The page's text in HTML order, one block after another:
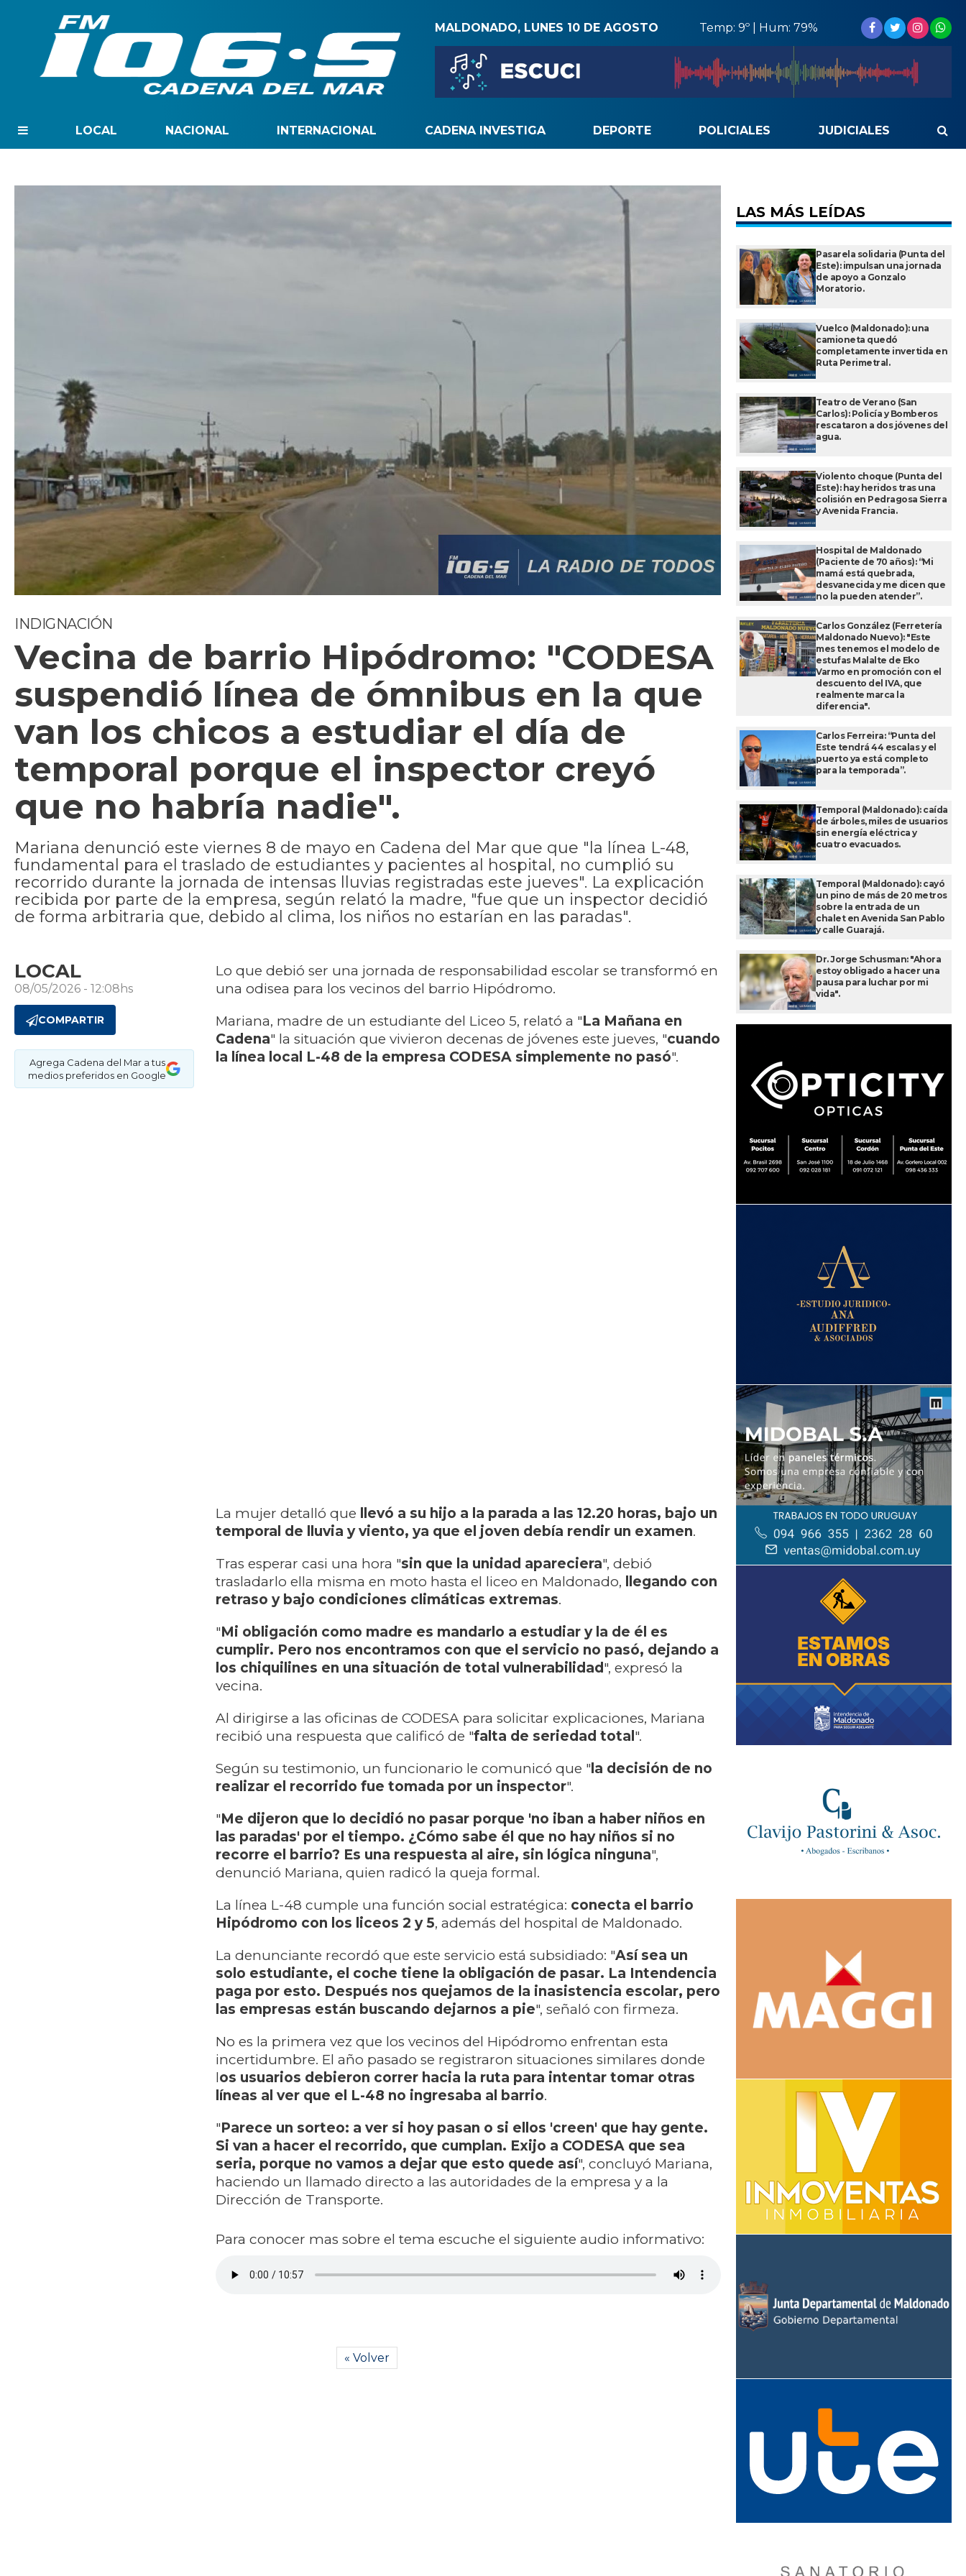
MALDONADO, LUNES 10 DE AGOSTO Temp: 9º | Hum: 79%
LOCAL NACIONAL INTERNACIONAL CADENA INVESTIGA DEPORTE POLICIALES JUDICIALES
INDIGNACIÓN
Vecina de barrio Hipódromo: "CODESA
suspendió línea de ómnibus en la que
van los chicos a estudiar el día de
temporal porque el inspector creyó
que no habría nadie".
Mariana denunció este viernes 8 de mayo en Cadena del Mar que que "la línea L-48,
fundamental para el traslado de estudiantes y pacientes al hospital, no cumplió su
recorrido durante la jornada de intensas lluvias registradas este jueves". La explicación
recibida por parte de la empresa, según relató la madre, "fue que un inspector decidió
de forma arbitraria que, debido al clima, los niños no estarían en las paradas".
LOCAL
08/05/2026 - 12:08hs
COMPARTIR
Agrega Cadena del Mar a tus
medios preferidos en Google
Lo que debió ser una jornada de responsabilidad escolar se transformó en
una odisea para los vecinos del barrio Hipódromo.
Mariana, madre de un estudiante del Liceo 5, relató a "La Mañana en
Cadena" la situación que vivieron decenas de jóvenes este jueves, "cuando
la línea local L-48 de la empresa CODESA simplemente no pasó".
La mujer detalló que llevó a su hijo a la parada a las 12.20 horas, bajo un
temporal de lluvia y viento, ya que el joven debía rendir un examen.
Tras esperar casi una hora "sin que la unidad apareciera", debió
trasladarlo ella misma en moto hasta el liceo en Maldonado, llegando con
retraso y bajo condiciones climáticas extremas.
"Mi obligación como madre es mandarlo a estudiar y la de él es
cumplir. Pero nos encontramos con que el servicio no pasó, dejando a
los chiquilines en una situación de total vulnerabilidad ", expresó la
vecina.
Al dirigirse a las oficinas de CODESA para solicitar explicaciones, Mariana
recibió una respuesta que calificó de "falta de seriedad total ".
Según su testimonio, un funcionario le comunicó que " la decisión de no
realizar el recorrido fue tomada por un inspector".
"Me dijeron que lo decidió no pasar porque 'no iban a haber niños en
las paradas' por el tiempo. ¿Cómo sabe él que no hay niños si no
recorre el barrio? Es una respuesta al aire, sin lógica ninguna",
denunció Mariana, quien radicó la queja formal.
La línea L-48 cumple una función social estratégica: conecta el barrio
Hipódromo con los liceos 2 y 5, además del hospital de Maldonado.
La denunciante recordó que este servicio está subsidiado: "Así sea un
solo estudiante, el coche tiene la obligación de pasar. La Intendencia
paga por esto. Después nos quejamos de la inasistencia escolar, pero
las empresas están buscando dejarnos a pie", señaló con firmeza.
No es la primera vez que los vecinos del Hipódromo enfrentan esta
incertidumbre. El año pasado se registraron situaciones similares donde
los usuarios debieron correr hacia la ruta para intentar tomar otras
líneas al ver que el L-48 no ingresaba al barrio.
"Parece un sorteo: a ver si hoy pasan o si ellos 'creen' que hay gente.
Si van a hacer el recorrido, que cumplan. Exijo a CODESA que sea
seria, porque no vamos a dejar que esto quede así", concluyó Mariana,
haciendo un llamado directo a las autoridades de la empresa y a la
Dirección de Transporte.
Para conocer mas sobre el tema escuche el siguiente audio informativo:
« Volver
LAS MÁS LEÍDAS
Pasarela solidaria (Punta del
Este): impulsan una jornada
de apoyo a Gonzalo
Moratorio.
Vuelco (Maldonado): una
camioneta quedó
completamente invertida en
Ruta Perimetral.
Teatro de Verano (San
Carlos): Policía y Bomberos
rescataron a dos jóvenes del
agua.
Violento choque (Punta del
Este): hay heridos tras una
colisión en Pedragosa Sierra
y Avenida Francia.
Hospital de Maldonado
(Paciente de 70 años): “Mi
mamá está quebrada,
desvanecida y me dicen que
no la pueden atender”.
Carlos González (Ferretería
Maldonado Nuevo): "Este
mes tenemos el modelo de
estufas Malalte de Eko
Varmo en promoción con el
descuento del IVA, que
realmente marca la
diferencia".
Carlos Ferreira: “Punta del
Este tendrá 44 escalas y el
puerto ya está completo
para la temporada”.
Temporal (Maldonado): caída
de árboles, miles de usuarios
sin energía eléctrica y
cuatro evacuados.
Temporal (Maldonado): cayó
un pino de más de 20 metros
sobre la entrada de un
chalet en Avenida San Pablo
y calle Guarajá.
Dr. Jorge Schusman: "Ahora
estoy obligado a hacer una
pausa para luchar por mi
vida".